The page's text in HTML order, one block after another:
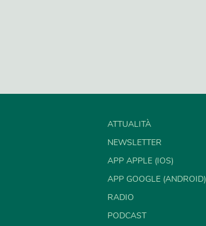
ATTUALITÀ
NEWSLETTER
APP APPLE (IOS)
APP GOOGLE (ANDROID)
RADIO
PODCAST